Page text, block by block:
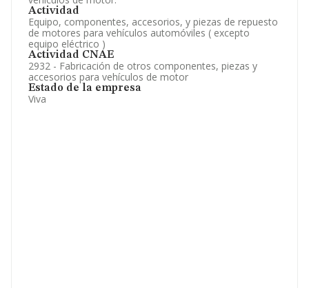
Actividad
Equipo, componentes, accesorios, y piezas de repuesto
de motores para vehículos automóviles ( excepto
equipo eléctrico )
Actividad CNAE
2932 - Fabricación de otros componentes, piezas y
accesorios para vehículos de motor
Estado de la empresa
Viva